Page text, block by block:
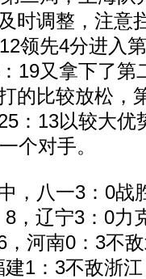
时调整，注意
领先4分进入
19又拿下了第
的比较放松，
：13以较大优
个对手。
八一3：0战
，辽宁3：0力
，河南0：3不
1：3不敌浙